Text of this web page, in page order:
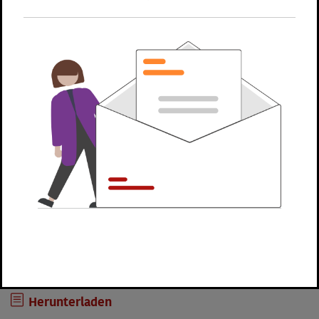
Sie möchten die Anmeldung lieber digital
losschicken? Dann melden Sie Ihre Haushaltshilfe
schnell und unkompliziert mit unserem
Online-Formular
an.
Sie haben Fragen oder benötigen Unterstützung?
Nehmen Sie
Kontakt
Herunterladen